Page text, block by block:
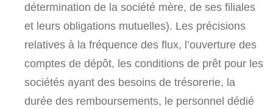
détermination de la société mère, de ses filiales
et leurs obligations mutuelles). Les précisions
relatives à la fréquence des flux, l’ouverture des
comptes de dépôt, les conditions de prêt pour les
sociétés ayant des besoins de trésorerie, la
durée des remboursements, le personnel dédié